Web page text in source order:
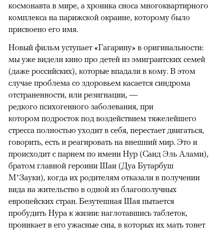
космонавта в мире, а хроника сноса многоквартирного
комплекса на парижской окраине, которому было
присвоено его имя.
Новый фильм уступает «Гагарину» в оригинальности:
мы уже видели кино про детей из эмигрантских семей
(даже российских), которые впадали в кому. В этом
случае проблема со здоровьем касается синдрома
отстраненности, или резигнации, —
редкого психогенного заболевания, при
котором подросток под воздействием тяжелейшего
стресса полностью уходит в себя, перестает двигаться,
говорить, есть и реагировать на внешний мир. Это и
происходит с парнем по имени Нур (Саид Эль Алами),
братом главной героини Шаи (Дуа Бутарбуш
М’Зауки), когда их родителям отказали в получении
вида на жительство в одной из благополучных
европейских стран. Безутешная Шая пытается
пробудить Нура к жизни: наглотавшись таблеток,
проникает в его ужасные сны, в которых их мать тонет